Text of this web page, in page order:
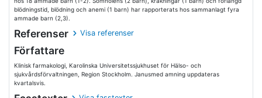
blödningstid, blödning och anemi (1 barn) har rapporterats hos sammanlagt fyra
ammade barn (2,3).
Referenser Visa referenser
Författare
Klinisk farmakologi, Karolinska Universitetssjukhuset för Hälso- och
sjukvårdsförvaltningen, Region Stockholm. Janusmed amning uppdateras
kvartalsvis.